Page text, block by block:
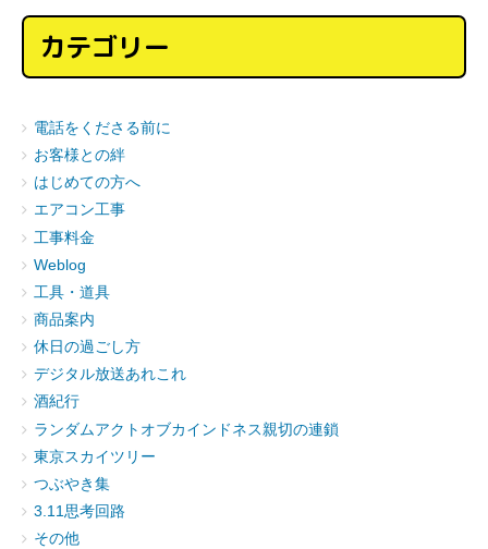
カテゴリー
電話をくださる前に
お客様との絆
はじめての方へ
エアコン工事
工事料金
Weblog
工具・道具
商品案内
休日の過ごし方
デジタル放送あれこれ
酒紀行
ランダムアクトオブカインドネス親切の連鎖
東京スカイツリー
つぶやき集
3.11思考回路
その他